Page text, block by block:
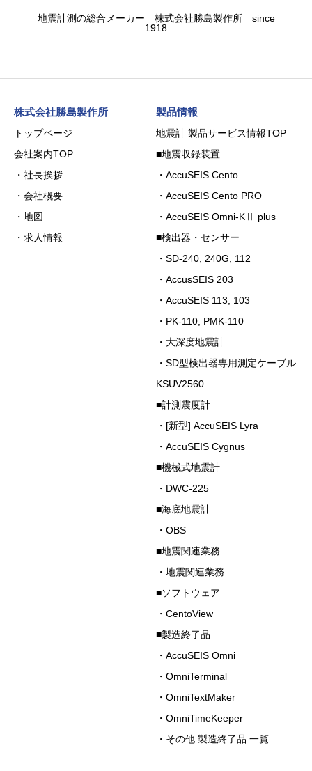
地震計測の総合メーカー 株式会社勝島製作所 since
1918
株式会社勝島製作所
トップページ
会社案内TOP
・社長挨拶
・会社概要
・地図
・求人情報
製品情報
地震計 製品サービス情報TOP
■地震収録装置
・AccuSEIS Cento
・AccuSEIS Cento PRO
・AccuSEIS Omni-KⅡ plus
■検出器・センサー
・SD-240, 240G, 112
・AccusSEIS 203
・AccuSEIS 113, 103
・PK-110, PMK-110
・大深度地震計
・SD型検出器専用測定ケーブル
KSUV2560
■計測震度計
・[新型] AccuSEIS Lyra
・AccuSEIS Cygnus
■機械式地震計
・DWC-225
■海底地震計
・OBS
■地震関連業務
・地震関連業務
■ソフトウェア
・CentoView
■製造終了品
・AccuSEIS Omni
・OmniTerminal
・OmniTextMaker
・OmniTimeKeeper
・その他 製造終了品 一覧